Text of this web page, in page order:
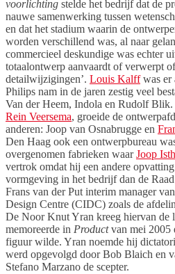
voorlichting stelde het bedrijf dat de
nauwe samenwerking tussen
en dat het stadium waarin de
worden verschillend was, al naar
commercieel deskundige was echter
totaalontwerp aanvaardt of verwerpt
detailwijzigingen’. Louis Kalffwas er
Philips nam in de jaren zestig veel
Van der Heem, Indola en Rudolf
Rein Veersema, groeide de
anderen: Joop van Osnabrugge en
Den Haag ook een ontwerpbureau
overgenomen fabrieken waarJoop
vertrok omdat hij een andere
vormgeving in het bedrijf dan de
Frans van der Put interim manager
Design Centre (CIDC) zoals de
De Noor Knut Yran kreeg hiervan de
memoreerde in Productvan mei 2005
figuur wilde. Yran noemde hij
werd opgevolgd door Bob Blaich en
Stefano Marzano de scepter.